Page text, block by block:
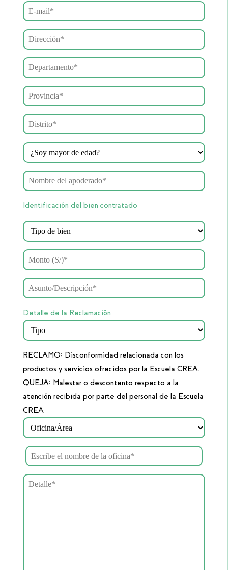
Identificación del bien contratado
Detalle de la Reclamación
RECLAMO: Disconformidad relacionada con los
productos y servicios ofrecidos por la Escuela CREA.
QUEJA: Malestar o descontento respecto a la
atención recibida por parte del personal de la Escuela
CREA